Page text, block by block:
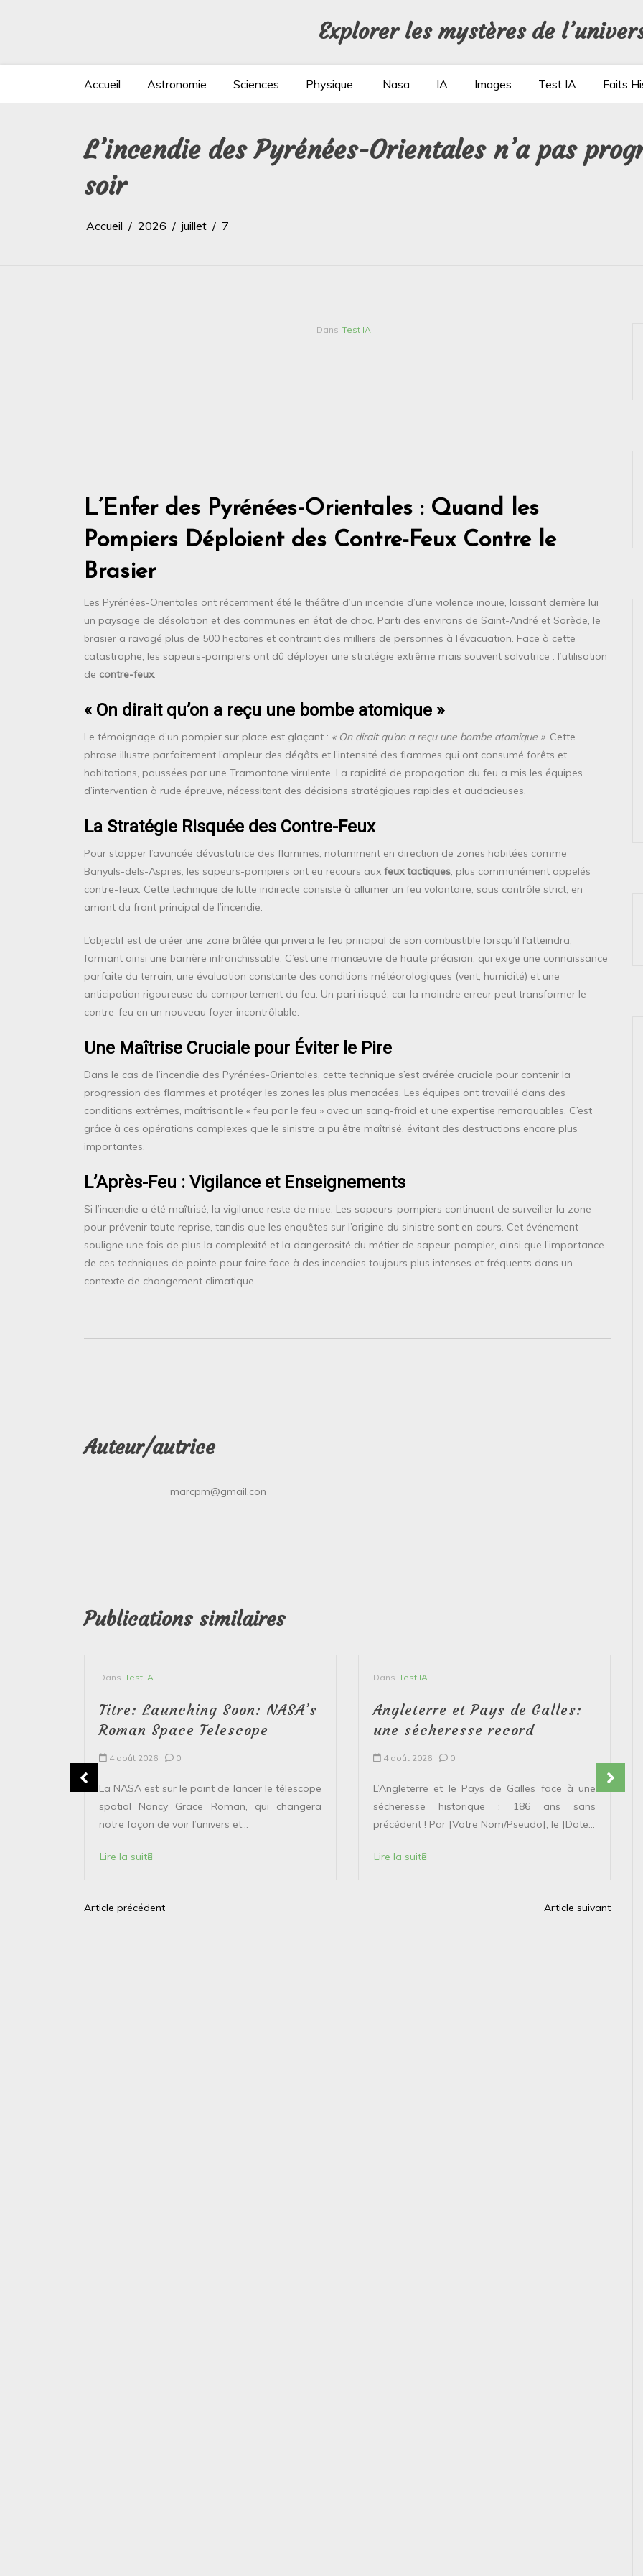
Explorer les mystères de
Accueil Astronomie Sciences Physique Nasa IA Images Test IA Faits
L’incendie des Pyrénées-Orientales n’a pas
soir
Accueil 2026 juillet 7
Dans Test IA
L’Enfer des Pyrénées-Orientales : Quand les
Pompiers Déploient des Contre-Feux Contre le
Brasier
Les Pyrénées-Orientales ont récemment été le théâtre d’un incendie d’une violence inouïe, laissant derrière lui
un paysage de désolation et des communes en état de choc. Parti des environs de Saint-André et Sorède, le
brasier a ravagé plus de 500 hectares et contraint des milliers de personnes à l’évacuation. Face à cette
catastrophe, les sapeurs-pompiers ont dû déployer une stratégie extrême mais souvent salvatrice : l’utilisation
de contre-feux.
« On dirait qu’on a reçu une bombe atomique »
Le témoignage d’un pompier sur place est glaçant : « On dirait qu’on a reçu une bombe atomique ». Cette
phrase illustre parfaitement l’ampleur des dégâts et l’intensité des flammes qui ont consumé forêts et
habitations, poussées par une Tramontane virulente. La rapidité de propagation du feu a mis les équipes
d’intervention à rude épreuve, nécessitant des décisions stratégiques rapides et audacieuses.
La Stratégie Risquée des Contre-Feux
Pour stopper l’avancée dévastatrice des flammes, notamment en direction de zones habitées comme
Banyuls-dels-Aspres, les sapeurs-pompiers ont eu recours aux feux tactiques, plus communément appelés
contre-feux. Cette technique de lutte indirecte consiste à allumer un feu volontaire, sous contrôle strict, en
amont du front principal de l’incendie.
L’objectif est de créer une zone brûlée qui privera le feu principal de son combustible lorsqu’il l’atteindra,
formant ainsi une barrière infranchissable. C’est une manœuvre de haute précision, qui exige une connaissance
parfaite du terrain, une évaluation constante des conditions météorologiques (vent, humidité) et une
anticipation rigoureuse du comportement du feu. Un pari risqué, car la moindre erreur peut transformer le
contre-feu en un nouveau foyer incontrôlable.
Une Maîtrise Cruciale pour Éviter le Pire
Dans le cas de l’incendie des Pyrénées-Orientales, cette technique s’est avérée cruciale pour contenir la
progression des flammes et protéger les zones les plus menacées. Les équipes ont travaillé dans des
conditions extrêmes, maîtrisant le « feu par le feu » avec un sang-froid et une expertise remarquables. C’est
grâce à ces opérations complexes que le sinistre a pu être maîtrisé, évitant des destructions encore plus
importantes.
L’Après-Feu : Vigilance et Enseignements
Si l’incendie a été maîtrisé, la vigilance reste de mise. Les sapeurs-pompiers continuent de surveiller la zone
pour prévenir toute reprise, tandis que les enquêtes sur l’origine du sinistre sont en cours. Cet événement
souligne une fois de plus la complexité et la dangerosité du métier de sapeur-pompier, ainsi que l’importance
de ces techniques de pointe pour faire face à des incendies toujours plus intenses et fréquents dans un
contexte de changement climatique.
Auteur/autrice
marcpm@gmail.con
Publications similaires
Dans Test IA
Titre: Launching Soon: NASA’s
Roman Space Telescope
4 août 2026 0
La NASA est sur le point de lancer le télescope
spatial Nancy Grace Roman, qui changera
notre façon de voir l’univers et...
Lire la suite
Dans Test IA
Angleterre et Pays de Galles:
une sécheresse record
4 août 2026 0
L’Angleterre et le Pays de Galles face à une
sécheresse historique : 186 ans sans
précédent ! Par [Votre Nom/Pseudo], le [Date...
Lire la suite
N
Article précédent Article suivant